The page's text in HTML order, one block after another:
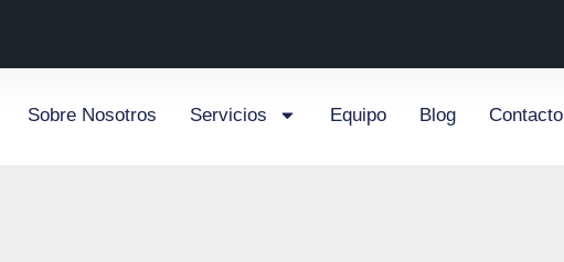
Sobre Nosotros Servicios Equipo Blog Contacto